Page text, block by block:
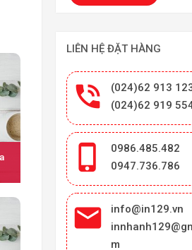
LIÊN HỆ ĐẶT HÀNG

(024)62 913
(024)62 919

0986.485.482
0947.736.786

info@in129.vn
m